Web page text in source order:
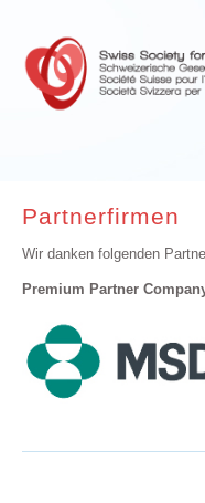
Partnerfirmen
Wir danken folgenden
Premium Partner